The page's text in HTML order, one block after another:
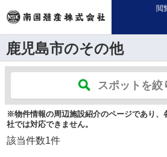
閲
鹿児島市のその他
スポットを絞
※物件情報の周辺施設紹介のページであり、
社では対応できません。
該当件数1件